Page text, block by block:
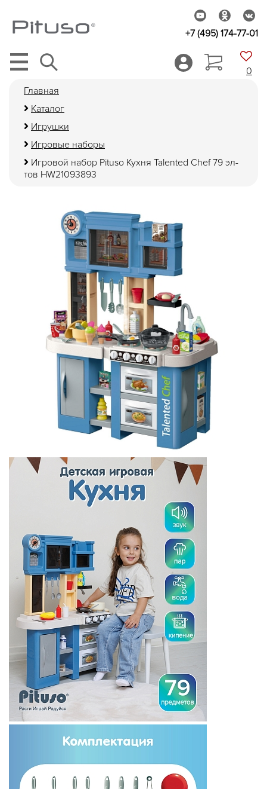
+7 (495) 174-77-01
0
Главная
Каталог
Игрушки
Игровые наборы
Игровой набор Pituso Кухня Talented Chef 79 эл-
тов HW21093893